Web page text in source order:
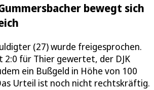
bewegt sich
(27) wurde freigesprochen.
2:0 für Thier gewertet, der DJK
ein Bußgeld in Höhe von 100
Urteil ist noch nicht rechtskräftig.